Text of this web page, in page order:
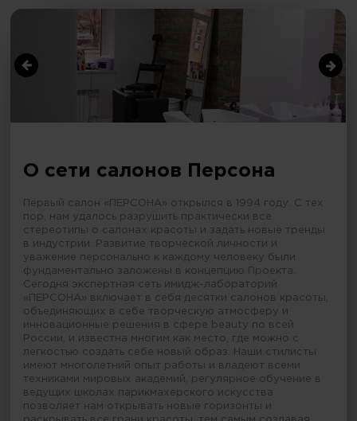
О сети салонов Персона
Первый салон «ПЕРСОНА» открылся в 1994 году. С тех
пор, нам удалось разрушить практически все
стереотипы о салонах красоты и задать новые тренды
в индустрии. Развитие творческой личности и
уважение персонально к каждому человеку были
фундаментально заложены в концепцию Проекта.
Сегодня экспертная сеть имидж-лабораторий
«ПЕРСОНА» включает в себя десятки салонов красоты,
объединяющих в себе творческую атмосферу и
инновационные решения в сфере beauty по всей
России, и известна многим как место, где можно с
легкостью создать себе новый образ. Наши стилисты
имеют многолетний опыт работы и владеют всеми
техниками мировых академий, регулярное обучение в
ведущих школах парикмахерского искусства
позволяет нам открывать новые горизонты и